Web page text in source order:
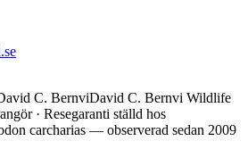
C. BernviDavid C. Bernvi Wildlife
· Resegaranti ställd hos
carcharias — observerad sedan 2009